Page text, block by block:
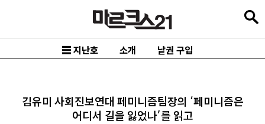
로
☰ 지난호 소개 낱권 구입
김유미 사회진보연대 페미니즘팀장의 ‘페미니즘은
어디서 길을 잃었나’를 읽고